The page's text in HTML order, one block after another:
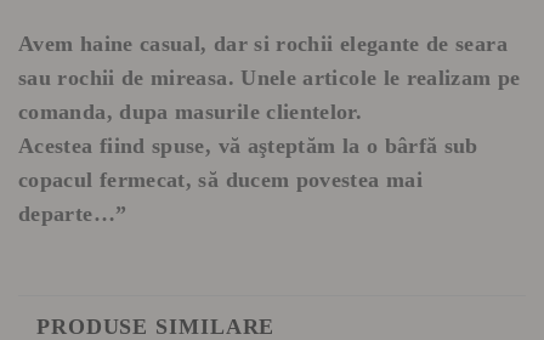
Avem haine casual, dar si rochii elegante de seara
sau rochii de mireasa. Unele articole le realizam pe
comanda, dupa masurile clientelor.
Acestea fiind spuse, vă aşteptăm la o bârfă sub
copacul fermecat, să ducem povestea mai
departe…”
PRODUSE SIMILARE